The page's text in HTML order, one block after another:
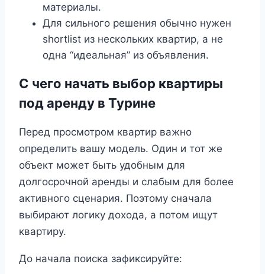
материалы.
Для сильного решения обычно нужен
shortlist из нескольких квартир, а не
одна “идеальная” из объявления.
С чего начать выбор квартиры
под аренду в Турине
Перед просмотром квартир важно
определить вашу модель. Один и тот же
объект может быть удобным для
долгосрочной аренды и слабым для более
активного сценария. Поэтому сначала
выбирают логику дохода, а потом ищут
квартиру.
До начала поиска зафиксируйте: